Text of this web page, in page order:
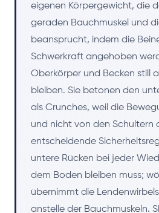
eigenen Körpergewicht, die
geraden Bauchmuskel und
beansprucht, indem die
Schwerkraft angehoben
Oberkörper und Becken still
bleiben. Sie betonen den
als Crunches, weil die
und nicht von den Schultern
entscheidende
untere Rücken bei jeder
dem Boden bleiben muss;
übernimmt die
anstelle der Bauchmuskeln.